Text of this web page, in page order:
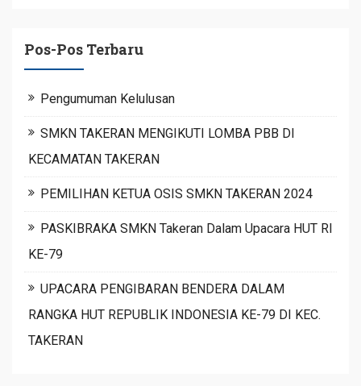
Pos-Pos Terbaru
Pengumuman Kelulusan
SMKN TAKERAN MENGIKUTI LOMBA PBB DI
KECAMATAN TAKERAN
PEMILIHAN KETUA OSIS SMKN TAKERAN 2024
PASKIBRAKA SMKN Takeran Dalam Upacara HUT RI
KE-79
UPACARA PENGIBARAN BENDERA DALAM
RANGKA HUT REPUBLIK INDONESIA KE-79 DI KEC.
TAKERAN